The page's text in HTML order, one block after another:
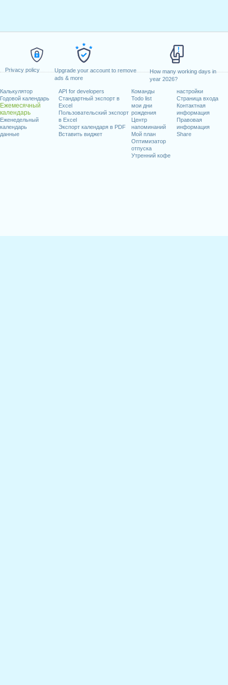
Privacy policy
Upgrade your account to remove
ads & more
How many working days in
year 2026?
Калькулятор
Годовой календарь
Ежемесячный
календарь
Еженедельный
календарь
данные
API for developers
Стандартный экспорт в
Excel
Пользовательский экспорт
в Excel
Экспорт календаря в PDF
Вставить виджет
Команды
Todo list
мои дни
рождения
Центр
напоминаний
Мой план
Оптимизатор
отпуска
Утренний кофе
настройки
Страница входа
Контактная
информация
Правовая
информация
Share